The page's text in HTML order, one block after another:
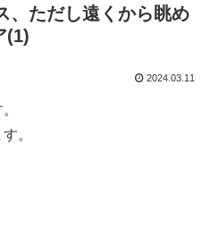
ただし遠くから眺め
(1)
2024.03.11
。